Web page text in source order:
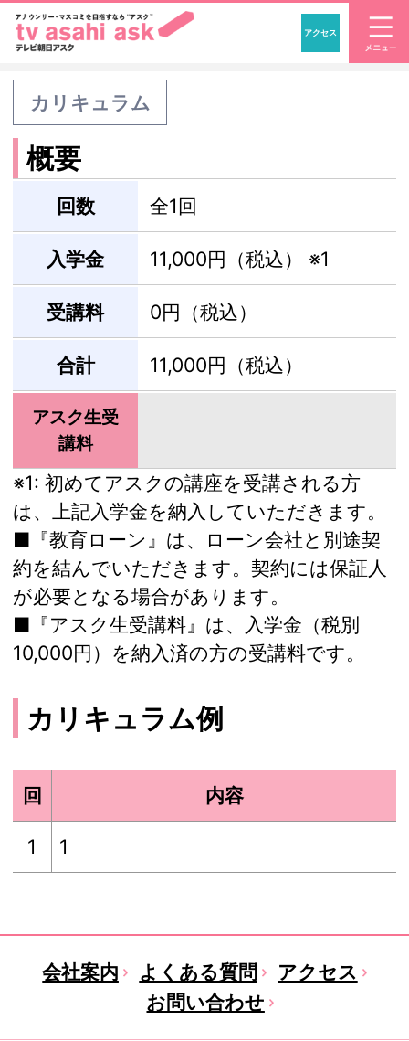
「アナウンサー・マ
アクセス
カリキュラム
概要
回数 全1回
入学金 11,000円（税込） ※1
受講料 0円（税込）
合計 11,000円（税込）
アスク生受
講料
※1: 初めてアスクの講座を受講される方
は、上記入学金を納入していただきます。
■『教育ローン』は、ローン会社と別途契
約を結んでいただきます。契約には保証人
が必要となる場合があります。
■『アスク生受講料』は、入学金（税別
10,000円）を納入済の方の受講料です。
カリキュラム例
回 内容
1 1
会社案内 よくある質問
アクセス
お問い合わせ